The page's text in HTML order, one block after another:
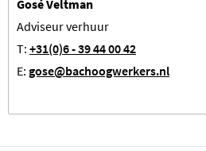
Gosé Veltman
Adviseur verhuur
T: +31(0)6 - 39 44 00 42
E: gose@bachoogwerkers.nl